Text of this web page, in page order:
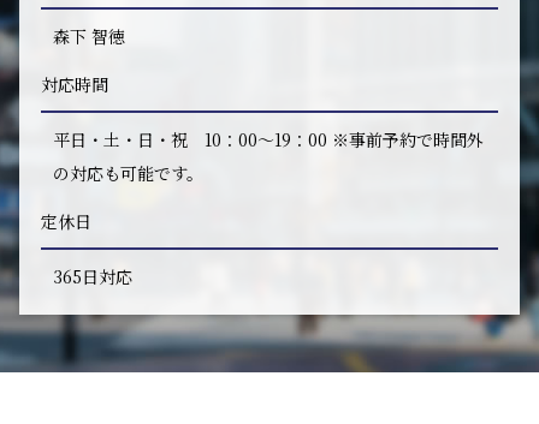
森下 智徳
対応時間
平日・土・日・祝 10：00～19：00 ※事前予約で時間外
の対応も可能です。
定休日
365日対応